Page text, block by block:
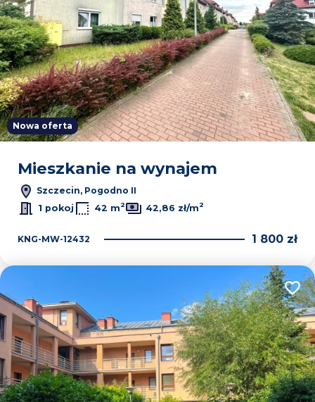
Nowa oferta
Mieszkanie na wynajem
Szczecin, Pogodno II
1 pokoj
42 m2 42,86 zł/m2
KNG-MW-12432 1 800 zł